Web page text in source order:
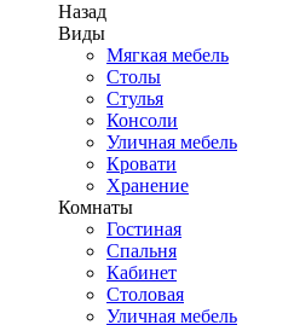
Назад
Виды
Мягкая мебель
Столы
Стулья
Консоли
Уличная мебель
Кровати
Хранение
Комнаты
Гостиная
Спальня
Кабинет
Столовая
Уличная мебель